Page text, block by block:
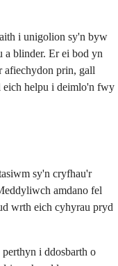
i unigolion sy'n byw
a blinder. Er ei bod yn
afiechydon prin, gall
eich helpu i deimlo'n fwy
sy'n cryfhau'r
amdano fel
wrth eich cyhyrau pryd
i ddosbarth o